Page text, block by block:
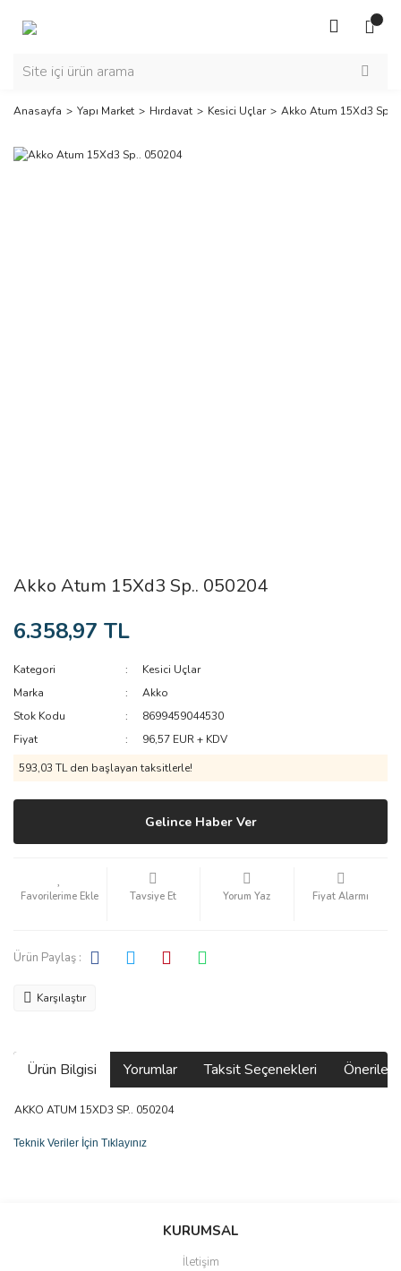
Anasayfa Yapı Market Hırdavat Kesici Uçlar Akko Atum 15Xd3 Sp..
Akko Atum 15Xd3 Sp.. 050204
6.358,97 TL
Kategori
Kesici Uçlar
Marka
Akko
Stok Kodu
8699459044530
Fiyat
96,57 EUR + KDV
593,03 TL den başlayan taksitlerle!
Gelince Haber Ver
Tavsiye Et Yorum Yaz Fiyat Alarmı
Ürün Paylaş :
Karşılaştır
Ürün Bilgisi Yorumlar Taksit Seçenekleri
AKKO ATUM 15XD3 SP.. 050204
Teknik Veriler İçin Tıklayınız
Bu ürüne ilk yorumu siz yapın!
KURUMSAL
İletişim